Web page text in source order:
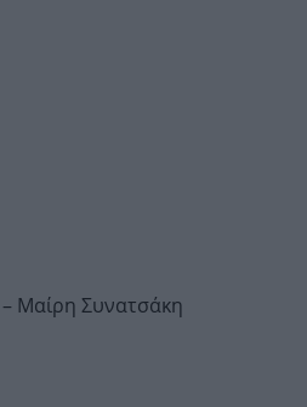
– Μαίρη Συνατσάκη